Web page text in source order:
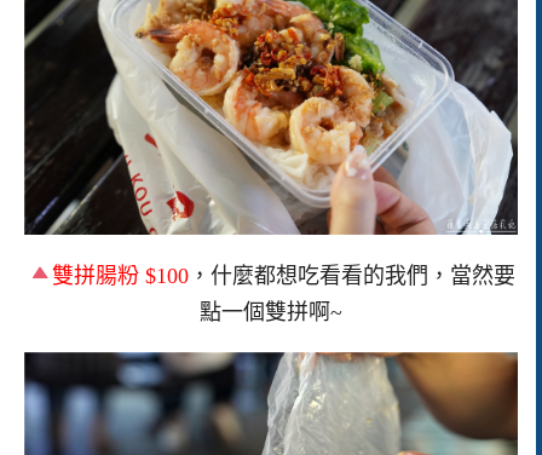
雙拼腸粉 $100，什麼都想吃看看的我們，當然要
點一個雙拼啊~